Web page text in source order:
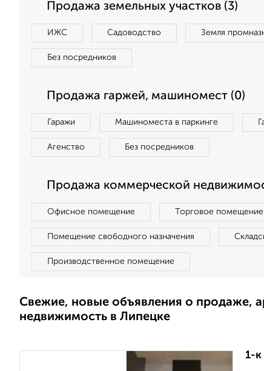
Продажа земельных участков (3)
ИЖС Садоводство Земля
Без посредников
Продажа гаржей, машиномест (0)
Гаражи Машиноместа в паркинге
Агенство Без посредников
Продажа коммерческой
Офисное помещение Торговое помещение
Помещение свободного назначения
Производственное помещение
Свежие, новые объявления о продаже,
недвижимость в Липецке
1-